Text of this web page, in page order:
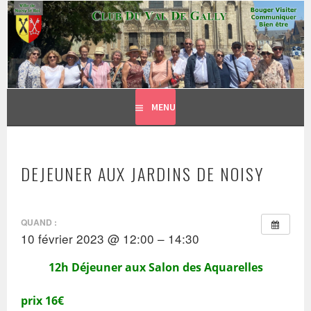
Aller
contenu
principal
CLUB DU VAL DE GALLY
BOUGER, VISITER, COMMUNIQUER = BIEN ÊTRE
MENU
DEJEUNER AUX JARDINS DE NOISY
QUAND :
10 février 2023 @ 12:00 – 14:30
12h Déjeuner aux Salon des Aquarelles
prix 16€